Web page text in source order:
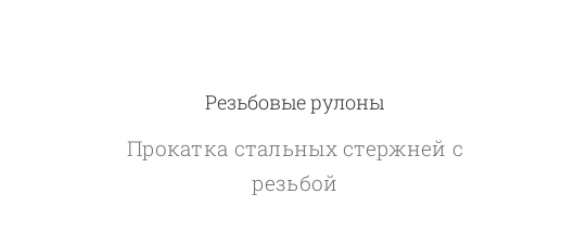
Резьбовые рулоны
Прокатка стальных стержней с
резьбой